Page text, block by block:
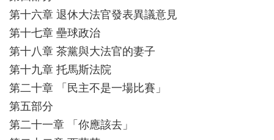
第十六章 退休大法官發表異議意見
第十七章 壘球政治
第十八章 茶黨與大法官的妻子
第十九章 托馬斯法院
第二十章 「民主不是一場比賽」
第五部分
第二十一章 「你應該去」